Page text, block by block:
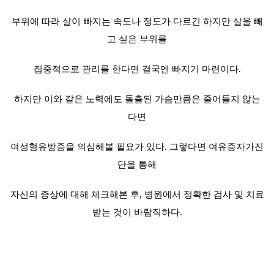
부위에 따라 살이 빠지는 속도나 정도가 다르긴 하지만 살을 빼
고 싶은 부위를
집중적으로 관리를 한다면 결국엔 빠지기 마련이다.
하지만 이와 같은 노력에도 돌출된 가슴만큼은 줄어들지 않는
다면
여성형유방증을 의심해볼 필요가 있다. 그렇다면 여유증자가진
단을 통해
자신의 증상에 대해 체크해본 후, 병원에서 정확한 검사 및 치료
받는 것이 바람직하다.